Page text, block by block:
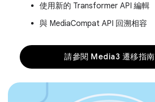
使用新的 Transformer API 編輯
與 MediaCompat API 回溯相容
請參閱 Media3 遷移指南